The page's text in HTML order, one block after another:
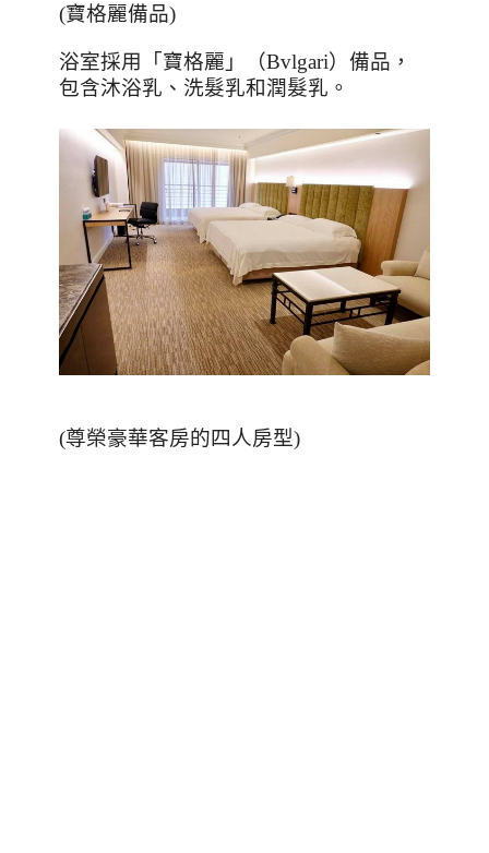
(寶格麗備品)
浴室採用「寶格麗」（Bvlgari）備品，
包含沐浴乳、洗髮乳和潤髮乳。
(尊榮豪華客房的四人房型)